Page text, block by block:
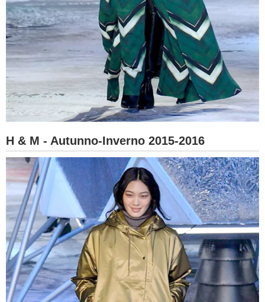
H & M - Autunno-Inverno 2015-2016